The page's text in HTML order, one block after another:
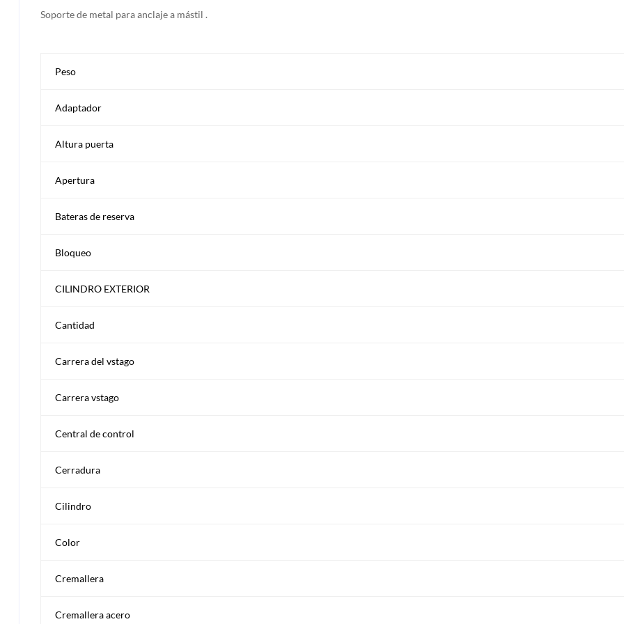
Soporte de metal para anclaje a mástil .
Peso
Adaptador
Altura puerta
Apertura
Bateras de reserva
Bloqueo
CILINDRO EXTERIOR
Cantidad
Carrera del vstago
Carrera vstago
Central de control
Cerradura
Cilindro
Color
Cremallera
Cremallera acero